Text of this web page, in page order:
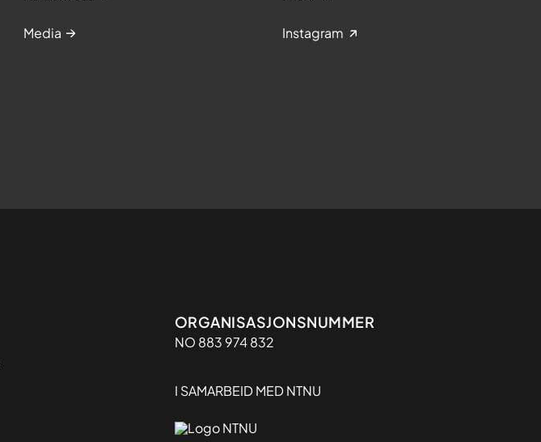
Media Instagram
Organisasjon
ORGANISASJONSNUMMER
NO 883 974 832
I SAMARBEID MED NTNU